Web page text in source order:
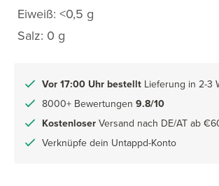
Eiweiß: <0,5 g
Salz: 0 g
Vor 17:00 Uhr bestellt Lieferung in 2-3
8000+ Bewertungen 9.8/10
Kostenloser Versand nach DE/AT ab
Verknüpfe dein Untappd-Konto